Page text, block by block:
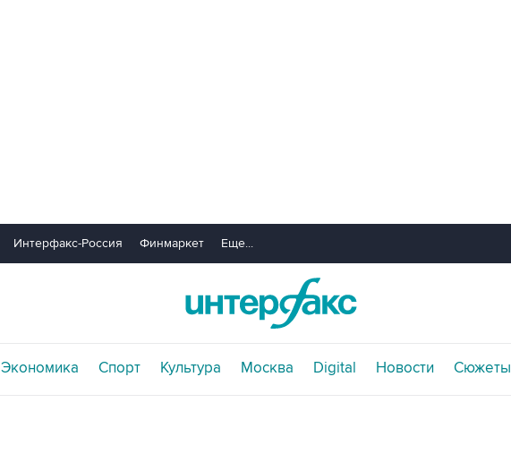
Интерфакс-Россия Финмаркет Еще...
Экономика Спорт Культура Москва Digital Новости Сюжеты